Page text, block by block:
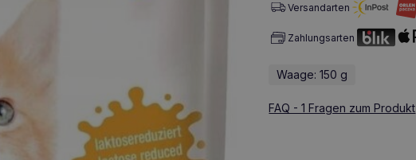
Versandarten
Zahlungsarten
Waage: 150 g
FAQ - 1 Fragen zum Produkt